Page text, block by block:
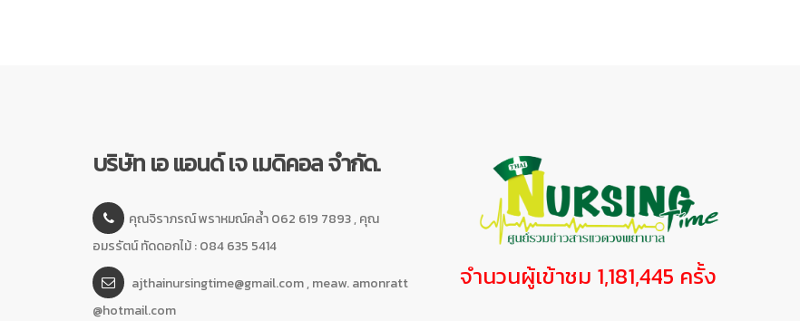
บริษัท เอ แอนด์ เจ เมดิคอล จำกัด.
คุณจิราภรณ์ พราหมณ์คล้ำ 062 619 7893 , คุณ
อมรรัตน์ ทัดดอกไม้ : 084 635 5414
ajthainursingtime@gmail.com , meaw. amonratt
@hotmail.com
จำนวนผู้เข้าชม 1,181,445 ครั้ง